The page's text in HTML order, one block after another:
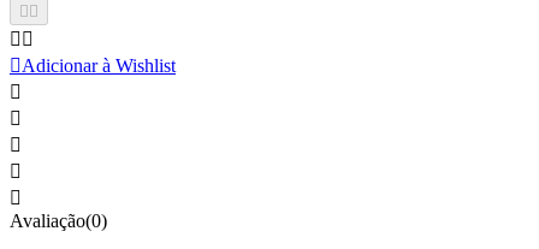
 
 
Adicionar à Wishlist





Avaliação(0)